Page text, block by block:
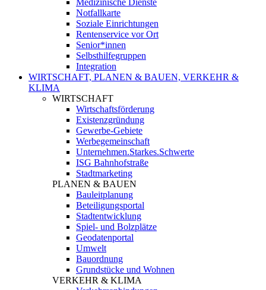
Medizinische Dienste
Notfallkarte
Soziale Einrichtungen
Rentenservice vor Ort
Senior*innen
Selbsthilfegruppen
Integration
WIRTSCHAFT, PLANEN & BAUEN, VERKEHR &
KLIMA
WIRTSCHAFT
Wirtschaftsförderung
Existenzgründung
Gewerbe-Gebiete
Werbegemeinschaft
Unternehmen.Starkes.Schwerte
ISG Bahnhofstraße
Stadtmarketing
PLANEN & BAUEN
Bauleitplanung
Beteiligungsportal
Stadtentwicklung
Spiel- und Bolzplätze
Geodatenportal
Umwelt
Bauordnung
Grundstücke und Wohnen
VERKEHR & KLIMA